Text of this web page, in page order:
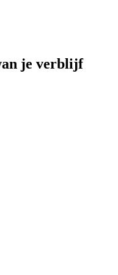
je verblijf